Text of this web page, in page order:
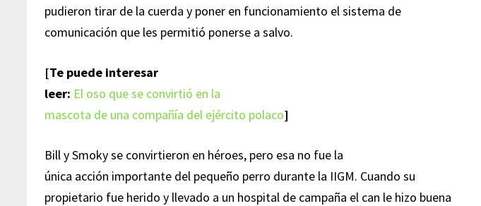
pudieron tirar de la cuerda y poner en funcionamiento el sistema de
comunicación que les permitió ponerse a salvo.
[Te puede interesar
leer: El oso que se convirtió en la
mascota de una compañía del ejército polaco]
Bill y Smoky se convirtieron en héroes, pero esa no fue la
única acción importante del pequeño perro durante la IIGM. Cuando su
propietario fue herido y llevado a un hospital de campaña el can le hizo buena